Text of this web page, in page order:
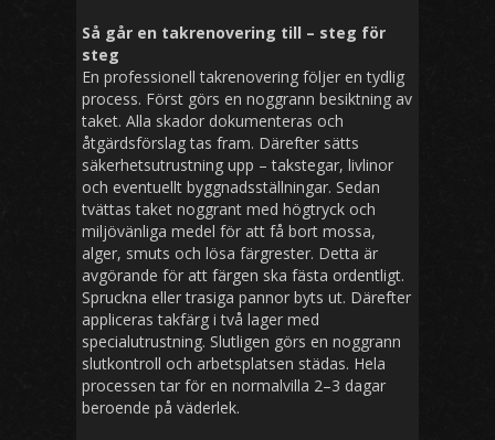
Så går en takrenovering till – steg för
steg
En professionell takrenovering följer en tydlig
process. Först görs en noggrann besiktning av
taket. Alla skador dokumenteras och
åtgärdsförslag tas fram. Därefter sätts
säkerhetsutrustning upp – takstegar, livlinor
och eventuellt byggnadsställningar. Sedan
tvättas taket noggrant med högtryck och
miljövänliga medel för att få bort mossa,
alger, smuts och lösa färgrester. Detta är
avgörande för att färgen ska fästa ordentligt.
Spruckna eller trasiga pannor byts ut. Därefter
appliceras takfärg i två lager med
specialutrustning. Slutligen görs en noggrann
slutkontroll och arbetsplatsen städas. Hela
processen tar för en normalvilla 2–3 dagar
beroende på väderlek.